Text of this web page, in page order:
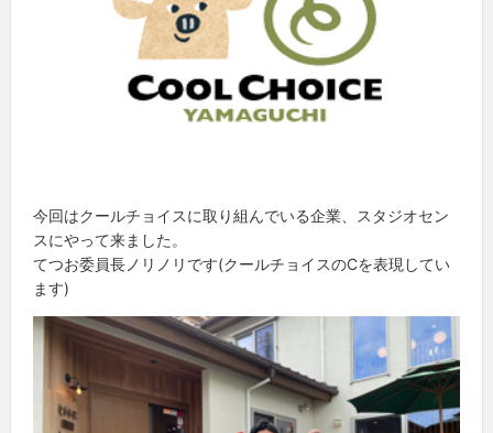
今回はクールチョイスに取り組んでいる企業、スタジオセン
スにやって来ました。
てつお委員長ノリノリです(クールチョイスのCを表現してい
ます)